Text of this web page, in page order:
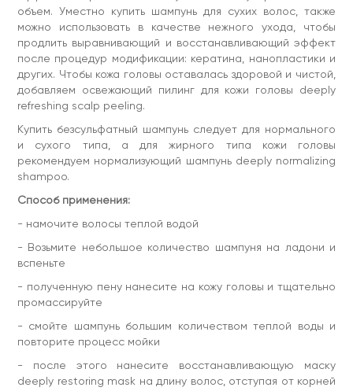
- высушите с помощью фена, используя термозащиту
deeply 10 in 1.
Использовать по мере загрязнения кожи головы от 3 до 7
раз в неделю.
Состав:
Aqua, Disodium Laureth Sulfosuccinate,
Cocamidopropyl Betaine, Sodium Cocoyl Isethionate, Coco
Glucoside, Sorbitol, Glycerin, Glyceryl Oleate, Sodium
Chloride, Hydrolyzed Wheat Protein, Hydrolyzed Wheat
Gluten, Cetrimonium Trideceth-12, Polyquaternium-44,
Polyquaternium-7, Tilia Cordata (Linden) Extract, Календула
Officinalis Extract, Coconut Oil Glycereth-8 Esters, Allantoin,
Panthenol, PEG-150 Polyglyceryl-2 Tristearate, Laure
Triethanolamin.
Противопоказания:индивидуальная чувствительность к
Характеристики
Страна производитель: Украина
Классификация: Профессиональная
объем. Уместно купить шампунь для сухих волос, также
можно использовать в качестве нежного ухода, чтобы
продлить выравнивающий и восстанавливающий эффект
после процедур модификации: кератина, нанопластики и
других. Чтобы кожа головы оставалась здоровой и чистой,
добавляем освежающий пилинг для кожи головы deeply
refreshing scalp peeling.
Купить безсульфатный шампунь следует для нормального
и сухого типа, а для жирного типа кожи головы
рекомендуем нормализующий шампунь deeply normalizing
shampoo.
Способ применения:
- намочите волосы теплой водой
- Возьмите небольшое количество шампуня на ладони и
вспеньте
- полученную пену нанесите на кожу головы и тщательно
промассируйте
- смойте шампунь большим количеством теплой воды и
повторите процесс мойки
- после этого нанесите восстанавливающую маску
deeply restoring mask на длину волос, отступая от корней